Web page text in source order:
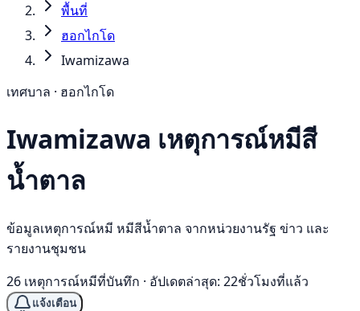
พื้นที่
ฮอกไกโด
Iwamizawa
เทศบาล · ฮอกไกโด
Iwamizawa เหตุการณ์หมีสี
น้ำตาล
ข้อมูลเหตุการณ์หมี หมีสีน้ำตาล จากหน่วยงานรัฐ ข่าว และ
รายงานชุมชน
26 เหตุการณ์หมีที่บันทึก · อัปเดตล่าสุด: 22ชั่วโมงที่แล้ว
แจ้งเตือน